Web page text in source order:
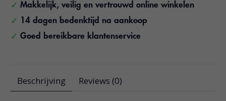
Makkelijk, veilig en vertrouwd online winkelen
14 dagen bedenktijd na aankoop
Goed bereikbare klantenservice
Beschrijving Reviews (0)